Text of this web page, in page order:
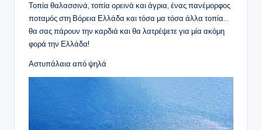
Τοπία θαλασσινά, τοπία ορεινά και άγρια, ένας πανέμορφος
ποταμός στη Βόρεια Ελλάδα και τόσα μα τόσα άλλα τοπία…
θα σας πάρουν την καρδιά και θα λατρέψετε για μία ακόμη
φορά την Ελλάδα!
Αστυπάλαια από ψηλά